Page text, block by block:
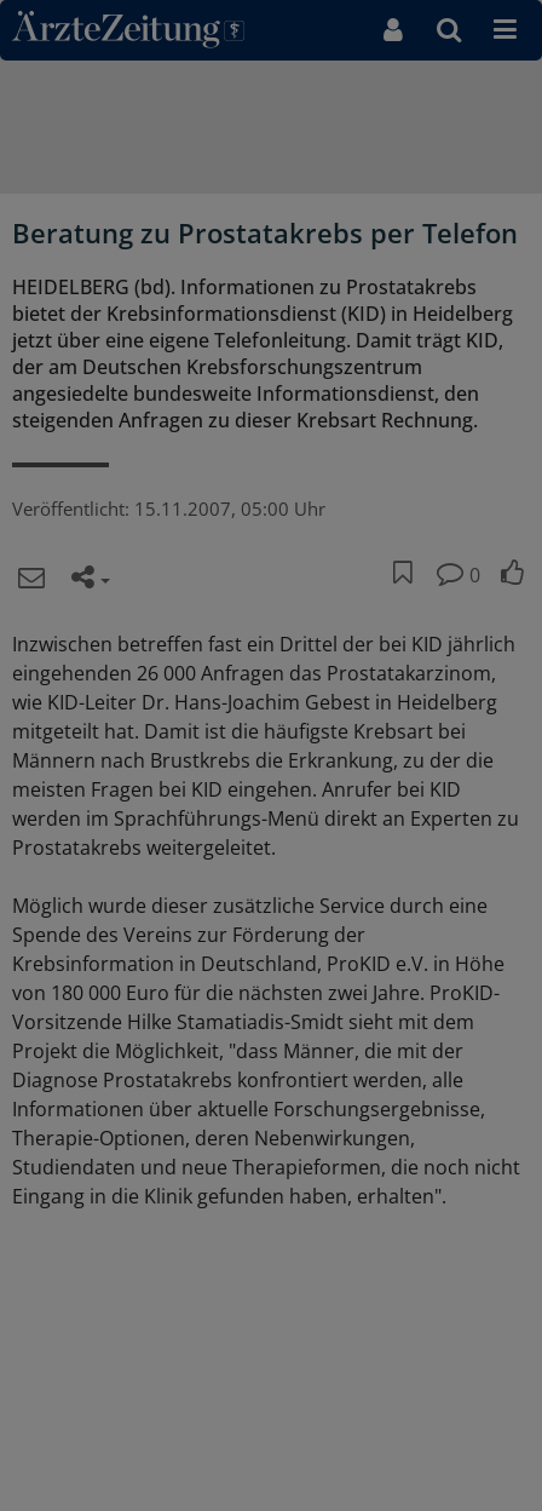
Direkt zum Inhaltsbereich
Beratung zu Prostatakrebs per Telefon
HEIDELBERG (bd). Informationen zu Prostatakrebs
bietet der Krebsinformationsdienst (KID) in Heidelberg
jetzt über eine eigene Telefonleitung. Damit trägt KID,
der am Deutschen Krebsforschungszentrum
angesiedelte bundesweite Informationsdienst, den
steigenden Anfragen zu dieser Krebsart Rechnung.
Veröffentlicht: 15.11.2007, 05:00 Uhr
0
Inzwischen betreffen fast ein Drittel der bei KID jährlich
eingehenden 26 000 Anfragen das Prostatakarzinom,
wie KID-Leiter Dr. Hans-Joachim Gebest in Heidelberg
mitgeteilt hat. Damit ist die häufigste Krebsart bei
Männern nach Brustkrebs die Erkrankung, zu der die
meisten Fragen bei KID eingehen. Anrufer bei KID
werden im Sprachführungs-Menü direkt an Experten zu
Prostatakrebs weitergeleitet.
Möglich wurde dieser zusätzliche Service durch eine
Spende des Vereins zur Förderung der
Krebsinformation in Deutschland, ProKID e.V. in Höhe
von 180 000 Euro für die nächsten zwei Jahre. ProKID-
Vorsitzende Hilke Stamatiadis-Smidt sieht mit dem
Projekt die Möglichkeit, "dass Männer, die mit der
Diagnose Prostatakrebs konfrontiert werden, alle
Informationen über aktuelle Forschungsergebnisse,
Therapie-Optionen, deren Nebenwirkungen,
Studiendaten und neue Therapieformen, die noch nicht
Eingang in die Klinik gefunden haben, erhalten".